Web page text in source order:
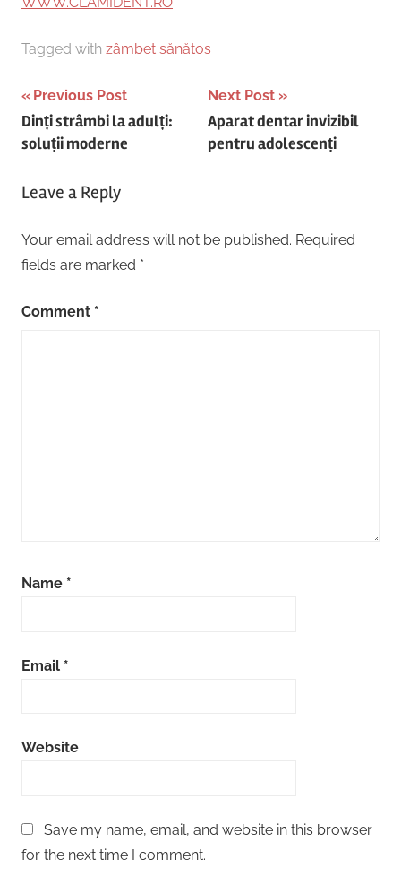
Tagged with zâmbet sănătos
Post
navigation
Previous Post
Dinți strâmbi la adulți:
soluții moderne
Next Post
Aparat dentar invizibil
pentru adolescenți
Leave a Reply
Your email address will not be published. Required
fields are marked *
Comment *
Name *
Email *
Website
Save my name, email, and website in this browser
for the next time I comment.